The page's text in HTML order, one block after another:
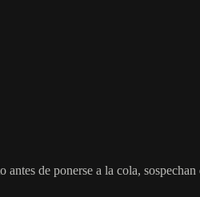
de ponerse a la cola,